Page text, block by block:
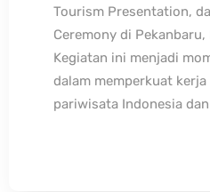
Tourism Presentation,
Ceremony di
Kegiatan ini menjadi
dalam memperkuat
pariwisata Indonesia